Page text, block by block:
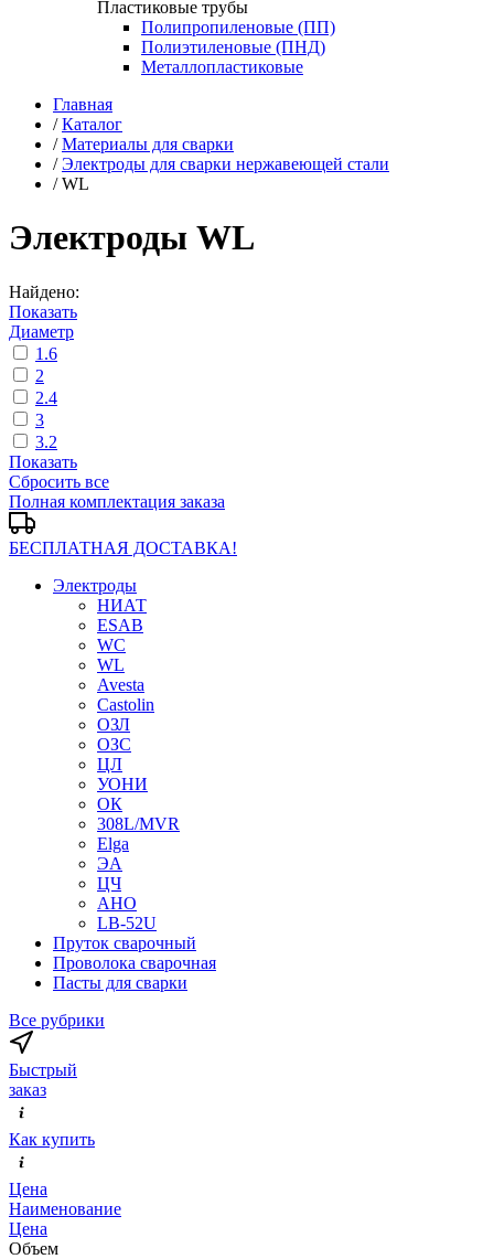
Пластиковые трубы
Полипропиленовые (ПП)
Полиэтиленовые (ПНД)
Металлопластиковые
Главная
/ Каталог
/ Материалы для сварки
/ Электроды для сварки нержавеющей стали
/ WL
Электроды WL
Найдено:
Показать
Диаметр
1.6
2
2.4
3
3.2
Показать
Сбросить все
Полная комплектация заказа
БЕСПЛАТНАЯ ДОСТАВКА!
Электроды
НИАТ
ESAB
WC
WL
Avesta
Castolin
ОЗЛ
ОЗС
ЦЛ
УОНИ
ОК
308L/MVR
Elga
ЭА
ЦЧ
АНО
LB-52U
Пруток сварочный
Проволока сварочная
Пасты для сварки
Все рубрики
Быстрый
заказ
Как купить
Цена
Наименование
Цена
Объем